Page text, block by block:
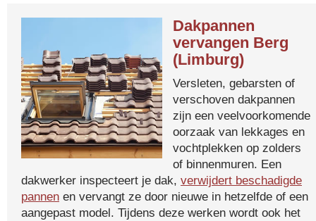
Dakpannen
vervangen Berg
(Limburg)
Versleten, gebarsten of
verschoven dakpannen
zijn een veelvoorkomende
oorzaak van lekkages en
vochtplekken op zolders
of binnenmuren. Een
dakwerker inspecteert je dak, verwijdert beschadigde
pannen en vervangt ze door nieuwe in hetzelfde of een
aangepast model. Tijdens deze werken wordt ook het